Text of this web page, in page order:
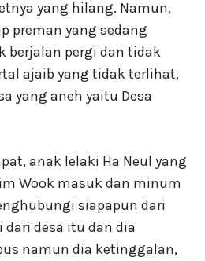
yang hilang. Namun,
preman yang sedang
berjalan pergi dan tidak
ajaib yang tidak terlihat,
yang aneh yaitu Desa
anak lelaki Ha Neul yang
Wook masuk dan minum
siapapun dari
dari desa itu dan dia
namun dia ketinggalan,